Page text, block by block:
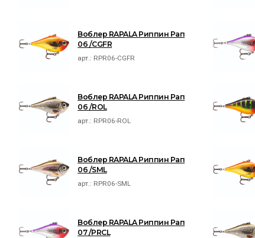
Воблер RAPALA Риппин Рап
06 /CGFR
арт.: RPR06-CGFR
Воблер RAPALA Риппин Рап
06 /ROL
арт.: RPR06-ROL
Воблер RAPALA Риппин Рап
06 /SML
арт.: RPR06-SML
Воблер RAPALA Риппин Рап
07 /PRCL